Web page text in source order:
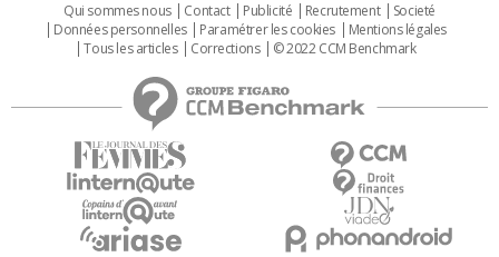
Qui sommes nous Contact Publicité Recrutement
Societé
Données personnelles
Paramétrer les cookies
Mentions légales
Tous les articles
Corrections © 2022 CCM Benchmark